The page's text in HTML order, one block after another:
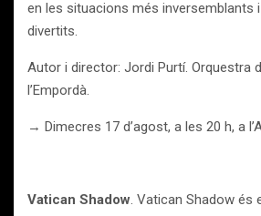
en les situacions més inversemblants
divertits.
Autor i director: Jordi Purtí. Orquestra
l’Empordà.
→ Dimecres 17 d’agost, a les 20 h, a
Vatican Shadow. Vatican Shadow és